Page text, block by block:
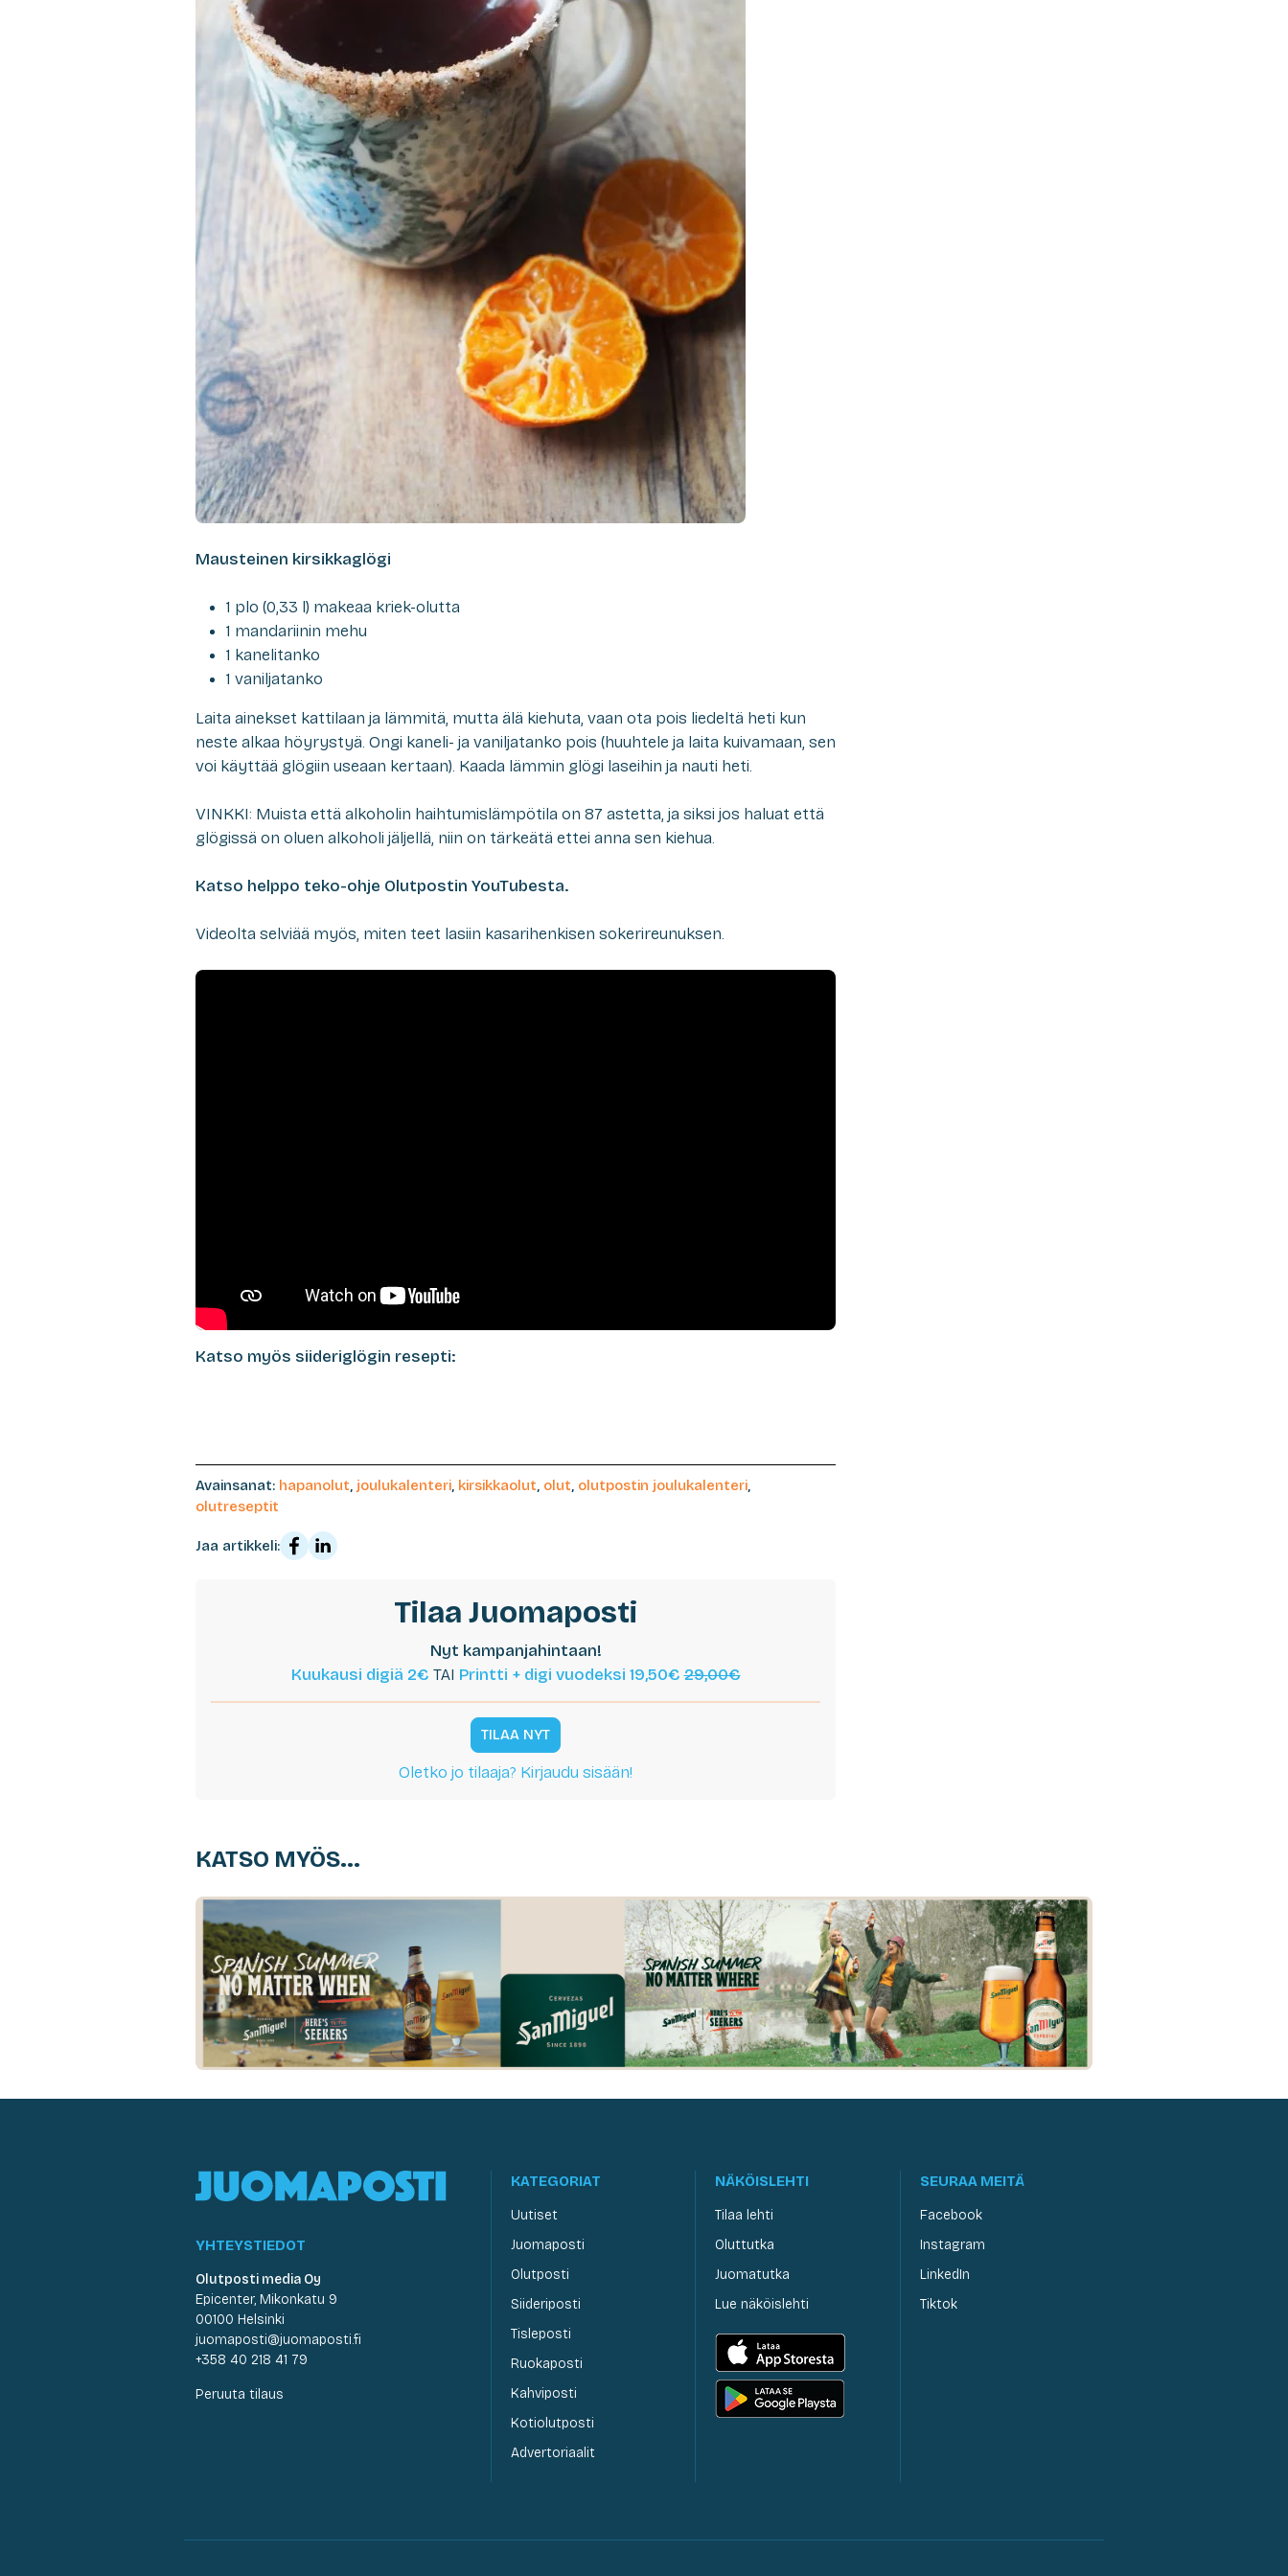
Mausteinen kirsikkaglögi
1 plo (0,33 l) makeaa kriek-olutta
1 mandariinin mehu
1 kanelitanko
1 vaniljatanko
Laita ainekset kattilaan ja lämmitä, mutta älä kiehuta, vaan ota pois liedeltä heti kun
neste alkaa höyrystyä. Ongi kaneli- ja vaniljatanko pois (huuhtele ja laita kuivamaan, sen
voi käyttää glögiin useaan kertaan). Kaada lämmin glögi laseihin ja nauti heti.
VINKKI: Muista että alkoholin haihtumislämpötila on 87 astetta, ja siksi jos haluat että
glögissä on oluen alkoholi jäljellä, niin on tärkeätä ettei anna sen kiehua.
Katso helppo teko-ohje Olutpostin YouTubesta.
Videolta selviää myös, miten teet lasiin kasarihenkisen sokerireunuksen.
Katso myös siideriglögin resepti:
Avainsanat: hapanolut, joulukalenteri, kirsikkaolut, olut, olutpostin joulukalenteri,
olutreseptit
Jaa artikkeli:
Tilaa Juomaposti
Nyt kampanjahintaan!
Kuukausi digiä 2€ TAI Printti + digi vuodeksi 19,50€29,00€
TILAA NYT
Oletko jo tilaaja? Kirjaudu sisään!
KATSO MYÖS...
YHTEYSTIEDOT
Olutposti media Oy
Epicenter, Mikonkatu 9
00100 Helsinki
juomaposti@juomaposti.fi
+358 40 218 41 79
Peruuta tilaus
KATEGORIAT
Uutiset
Juomaposti
Olutposti
Siideriposti
Tisleposti
Ruokaposti
Kahviposti
Kotiolutposti
Advertoriaalit
NÄKÖISLEHTI
Tilaa lehti
Oluttutka
Juomatutka
Lue näköislehti
SEURAA MEITÄ
Facebook
Instagram
LinkedIn
Tiktok